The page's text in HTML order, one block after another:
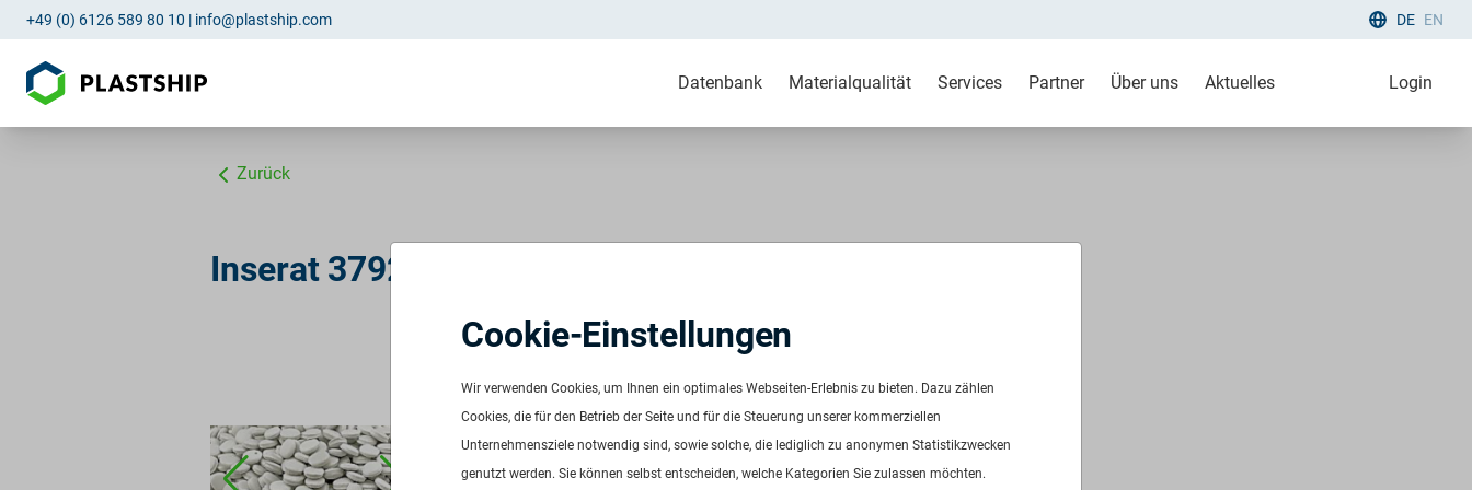
+49 (0) 6126 589 80 10 | info@plastship.com DE EN
Datenbank Materialqualität Services Partner Über uns Aktuelles Login
Zurück
Inserat 3792: PP post consumer weiß
PP Regranulat
Verfügbar ab:Sofort
Frequenz:
Cookie-Einstellungen
Wir verwenden Cookies, um Ihnen ein optimales Webseiten-Erlebnis zu bieten. Dazu zählen
Cookies, die für den Betrieb der Seite und für die Steuerung unserer kommerziellen
Unternehmensziele notwendig sind, sowie solche, die lediglich zu anonymen Statistikzwecken
genutzt werden. Sie können selbst entscheiden, welche Kategorien Sie zulassen möchten.